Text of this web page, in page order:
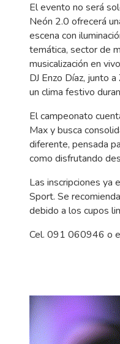
El evento no será
Neón 2.0 ofrecerá
escena con
temática, sector de
musicalización en
DJ Enzo Díaz, junto
un clima festivo
El campeonato
Max y busca
diferente, pensada
como disfrutando
Las inscripciones ya
Sport. Se
debido a los cupos
Cel. 091 060946 o